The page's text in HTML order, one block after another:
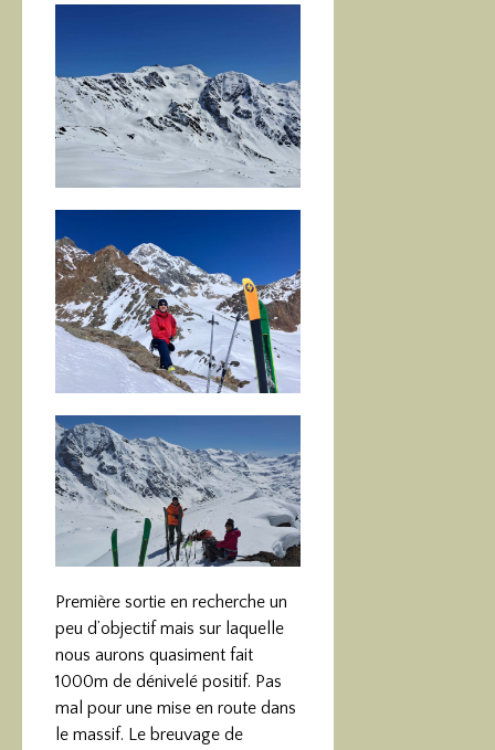
Première sortie en recherche un
peu d’objectif mais sur laquelle
nous aurons quasiment fait
1000m de dénivelé positif. Pas
mal pour une mise en route dans
le massif. Le breuvage de